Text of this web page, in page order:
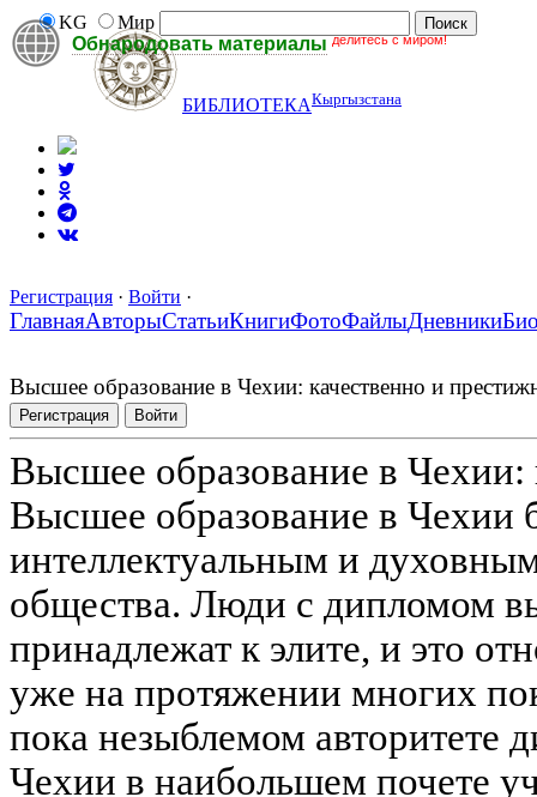
Обнародовать материалы делитесь с миром!
KG Мир
БИБЛИОТЕКАКыргызстана
Регистрация · Войти ·
ГлавнаяАвторыСтатьиКнигиФотоФайлыДневники
Высшее образование в Чехии: качественно и
Регистрация Войти
Высшее образование в Чехии:
Высшее образование в Чехии
интеллектуальным и
общества. Люди с дипломом
принадлежат к элите, и это
уже на протяжении многих
пока незыблемом авторитете
Чехии в наибольшем почете